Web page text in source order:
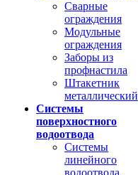
Сварные
ограждения
Модульные
ограждения
Заборы из
профнастила
Штакетник
металлический
Системы
поверхностного
водоотвода
Системы
линейного
водоотвода